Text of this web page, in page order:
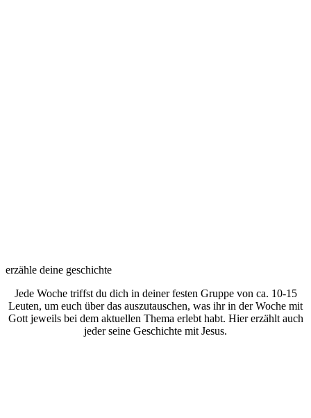
erzähle deine geschichte
Jede Woche triffst du dich in deiner festen Gruppe von ca. 10-15
Leuten, um euch über das auszutauschen, was ihr in der Woche mit
Gott jeweils bei dem aktuellen Thema erlebt habt. Hier erzählt auch
jeder seine Geschichte mit Jesus.